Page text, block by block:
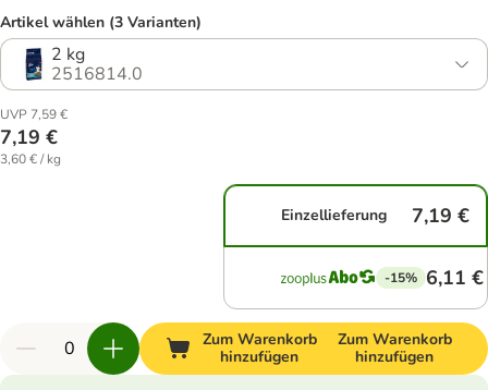
Artikel wählen (3 Varianten)
2 kg
2516814.0
UVP 7,59 €
7,19 €
3,60 € / kg
Einzellieferung 7,19 €
-15% 6,11 €
Zum Warenkorb
hinzufügen
Zum Warenkorb
hinzufügen